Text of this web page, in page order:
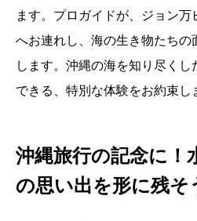
ます。プロガイドが、ジョン万
へお連れし、海の生き物たちの
します。沖縄の海を知り尽く
できる、特別な体験をお約束し
沖縄旅行の記念に！
の思い出を形に残そ